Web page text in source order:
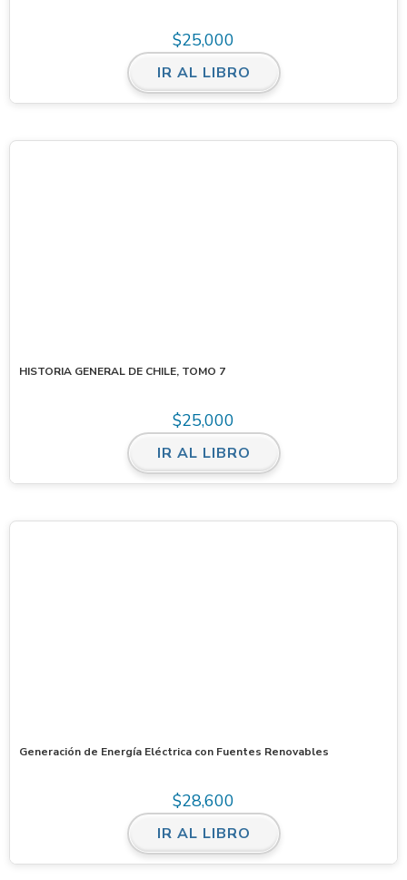
$25,000
IR AL LIBRO
HISTORIA GENERAL DE CHILE, TOMO 7
$25,000
IR AL LIBRO
Generación de Energía Eléctrica con Fuentes Renovables
$28,600
IR AL LIBRO